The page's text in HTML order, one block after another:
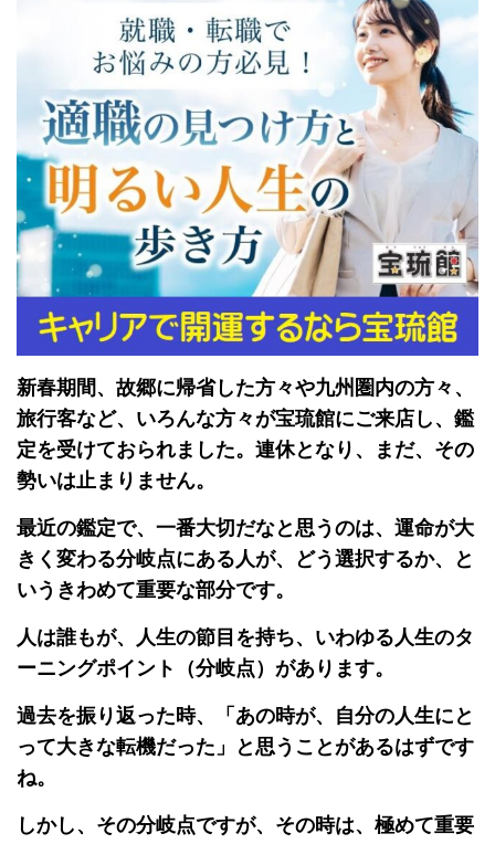
新春期間、故郷に帰省した方々や九州圏内の方々、
旅行客など、いろんな方々が宝琉館にご来店し、鑑
定を受けておられました。連休となり、まだ、その
勢いは止まりません。
最近の鑑定で、一番大切だなと思うのは、運命が大
きく変わる分岐点にある人が、どう選択するか、と
いうきわめて重要な部分です。
人は誰もが、人生の節目を持ち、いわゆる人生のタ
ーニングポイント（分岐点）があります。
過去を振り返った時、「あの時が、自分の人生にと
って大きな転機だった」と思うことがあるはずです
ね。
しかし、その分岐点ですが、その時は、極めて重要